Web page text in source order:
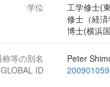
学位
工学修士(
修士（経
博士(横浜
称等の別名 Peter
ID